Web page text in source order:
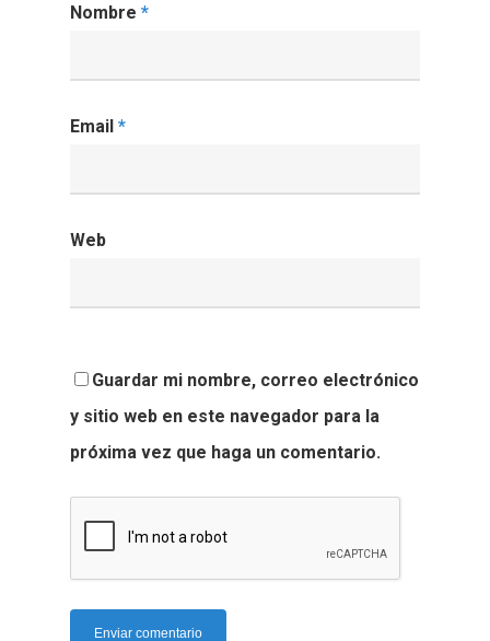
Nombre *
Email *
Web
Guardar mi nombre, correo electrónico
y sitio web en este navegador para la
próxima vez que haga un comentario.